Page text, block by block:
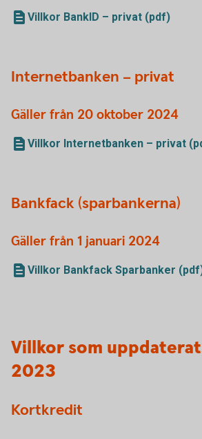
Villkor BankID – privat (pdf)
Internetbanken – privat
Gäller från 20 oktober 2024
Villkor Internetbanken – privat
Bankfack (sparbankerna)
Gäller från 1 januari 2024
Villkor Bankfack Sparbanker
Villkor som
2023
Kortkredit